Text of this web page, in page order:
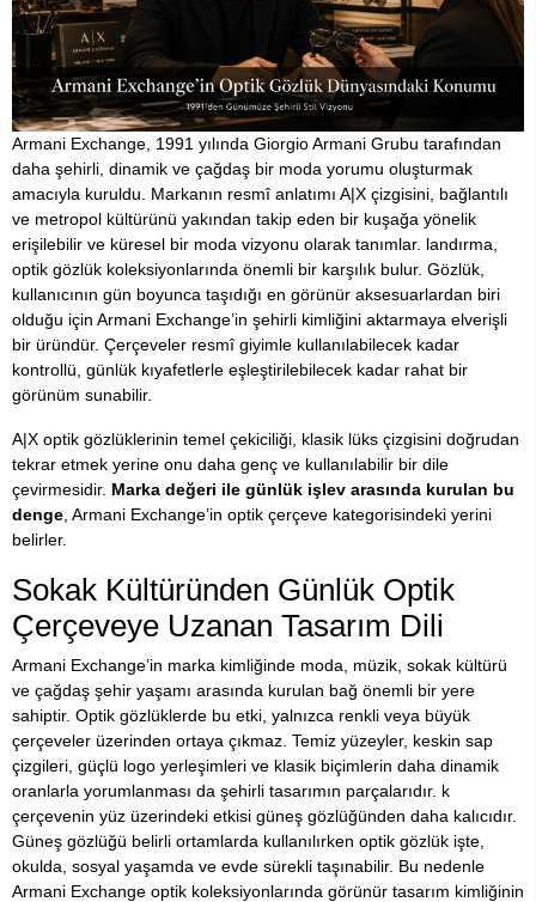
Armani Exchange, 1991 yılında Giorgio Armani Grubu tarafından
daha şehirli, dinamik ve çağdaş bir moda yorumu oluşturmak
amacıyla kuruldu. Markanın resmî anlatımı A|X çizgisini, bağlantılı
ve metropol kültürünü yakından takip eden bir kuşağa yönelik
erişilebilir ve küresel bir moda vizyonu olarak tanımlar. landırma,
optik gözlük koleksiyonlarında önemli bir karşılık bulur. Gözlük,
kullanıcının gün boyunca taşıdığı en görünür aksesuarlardan biri
olduğu için Armani Exchange’in şehirli kimliğini aktarmaya elverişli
bir üründür. Çerçeveler resmî giyimle kullanılabilecek kadar
kontrollü, günlük kıyafetlerle eşleştirilebilecek kadar rahat bir
görünüm sunabilir.
A|X optik gözlüklerinin temel çekiciliği, klasik lüks çizgisini doğrudan
tekrar etmek yerine onu daha genç ve kullanılabilir bir dile
çevirmesidir. Marka değeri ile günlük işlev arasında kurulan bu
denge , Armani Exchange’in optik çerçeve kategorisindeki yerini
belirler.
Sokak Kültüründen Günlük Optik
Çerçeveye Uzanan Tasarım Dili
Armani Exchange’in marka kimliğinde moda, müzik, sokak kültürü
ve çağdaş şehir yaşamı arasında kurulan bağ önemli bir yere
sahiptir. Optik gözlüklerde bu etki, yalnızca renkli veya büyük
çerçeveler üzerinden ortaya çıkmaz. Temiz yüzeyler, keskin sap
çizgileri, güçlü logo yerleşimleri ve klasik biçimlerin daha dinamik
oranlarla yorumlanması da şehirli tasarımın parçalarıdır. k
çerçevenin yüz üzerindeki etkisi güneş gözlüğünden daha kalıcıdır.
Güneş gözlüğü belirli ortamlarda kullanılırken optik gözlük işte,
okulda, sosyal yaşamda ve evde sürekli taşınabilir. Bu nedenle
Armani Exchange optik koleksiyonlarında görünür tasarım kimliğinin